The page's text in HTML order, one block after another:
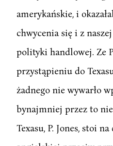
amerykańskie, i
chwycenia się i z
polityki handlowej. Ze
przystąpieniu do
żadnego nie wywarło
bynajmniej przez to nie
Texasu, P. Jones, stoi